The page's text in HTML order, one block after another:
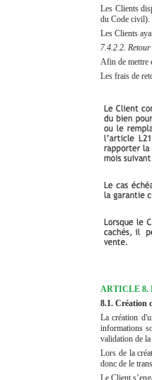
Les Clients
du Code civil).
Les Clients
7.4.2.2. Retour
Afin de mettre
Les frais de
ARTICLE 8.
8.1. Création
La création
informations
validation de la
Lors de la
donc de le
Le Client